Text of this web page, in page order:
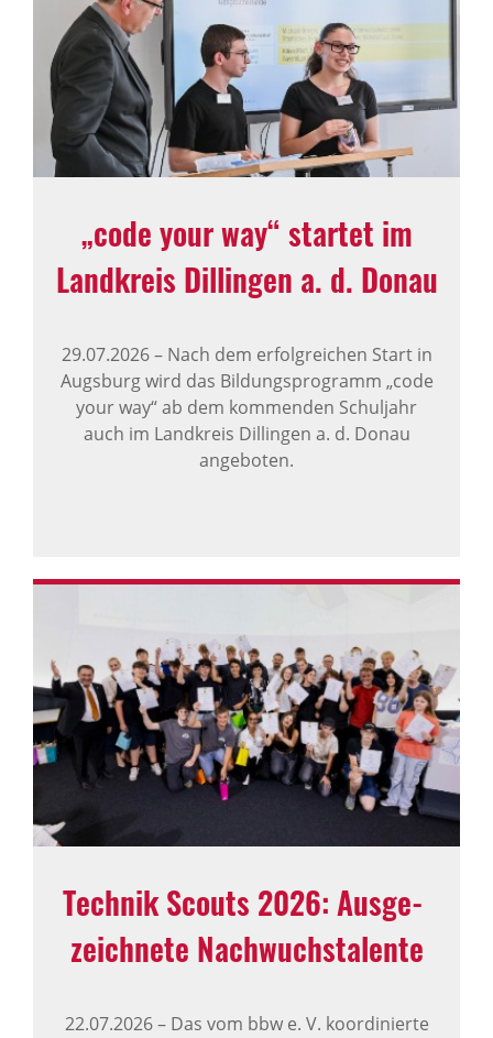
„code your way“ startet im
Land­kreis Dillingen a. d. Donau
29.07.2026–Nach dem erfolgreichen Start in
Augsburg wird das Bildungsprogramm „code
your way“ ab dem kommenden Schuljahr
auch im Landkreis Dillingen a. d. Donau
angeboten.
Technik Scouts 2026: Ausge­
zeich­nete Nach­wuchs­ta­lente
22.07.2026–Das vom bbw e. V. koordinierte